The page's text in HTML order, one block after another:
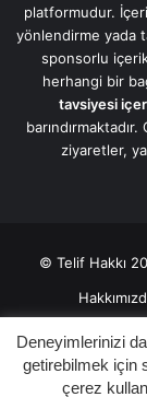
platformudur.
yönlendirme yada
sponsorlu
herhangi bir
tavsiyesi
ziyaretler,
© Telif Hakkı
Üyelik
Deneyimlerinizi
getirebilmek için
çerez